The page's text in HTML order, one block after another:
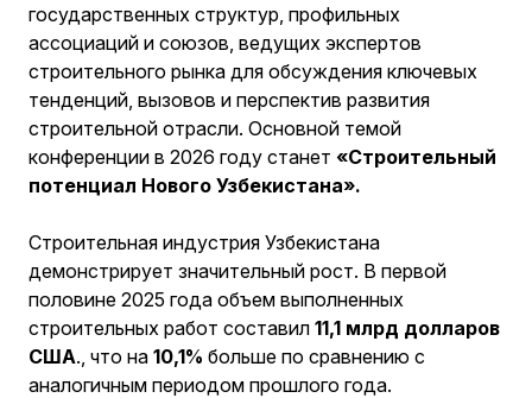
государственных структур, профильных
ассоциаций и союзов, ведущих экспертов
строительного рынка для обсуждения ключевых
тенденций, вызовов и перспектив развития
строительной отрасли. Основной темой
конференции в 2026 году станет «Строительный
потенциал Нового Узбекистана».
Строительная индустрия Узбекистана
демонстрирует значительный рост. В первой
половине 2025 года объем выполненных
строительных работ составил 11,1 млрд долларов
США., что на 10,1% больше по сравнению с
аналогичным периодом прошлого года.